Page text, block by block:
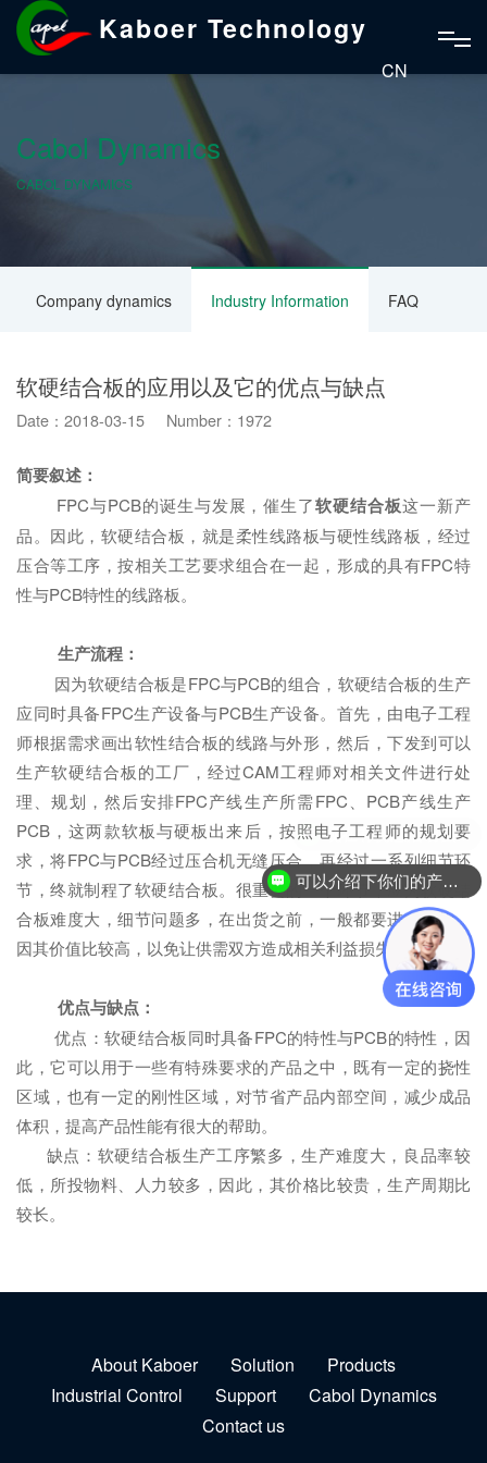
Kaboer Technology
CN
Cabol Dynamics
CABOL DYNAMICS
Company dynamics Industry Information FAQ
软硬结合板的应用以及它的优点与缺点
Date：2018-03-15 Number：1972
简要叙述：
FPC与PCB的诞生与发展，催生了软硬结合板这一新产
品。因此，软硬结合板，就是柔性线路板与硬性线路板，经过
压合等工序，按相关工艺要求组合在一起，形成的具有FPC特
性与PCB特性的线路板。
生产流程：
因为软硬结合板是FPC与PCB的组合，软硬结合板的生产
应同时具备FPC生产设备与PCB生产设备。首先，由电子工程
师根据需求画出软性结合板的线路与外形，然后，下发到可以
生产软硬结合板的工厂，经过CAM工程师对相关文件进行处
理、规划，然后安排FPC产线生产所需FPC、PCB产线生产
PCB，这两款软板与硬板出来后，按照电子工程师的规划要
求，将FPC与PCB经过压合机无缝压合，再经过一系列细节环
节，终就制程了软硬结合板。很重要的一个环节，应为软硬结
合板难度大，细节问题多，在出货之前，一般都要进行全检，
因其价值比较高，以免让供需双方造成相关利益损失。
优点与缺点：
优点：软硬结合板同时具备FPC的特性与PCB的特性，因
此，它可以用于一些有特殊要求的产品之中，既有一定的挠性
区域，也有一定的刚性区域，对节省产品内部空间，减少成品
体积，提高产品性能有很大的帮助。
缺点：软硬结合板生产工序繁多，生产难度大，良品率较
低，所投物料、人力较多，因此，其价格比较贵，生产周期比
较长。
About Kaboer Solution
Products
Industrial Control
Support
Cabol Dynamics
Contact us
可以介绍下你们的产品么？